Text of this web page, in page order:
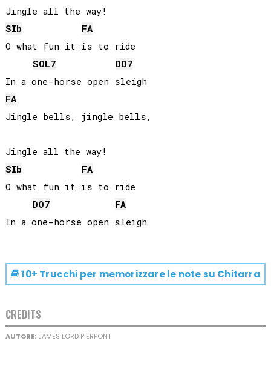
SIb
FA
O what fun it is to ride
SOL7 DO7
FA
Jingle bells, jingle bells,
SIb
FA
O what fun it is to ride
DO7
FA
10+ Trucchi per memorizzare le note su Chitarra
CREDITS
AUTORE:JAMES LORD PIERPONT